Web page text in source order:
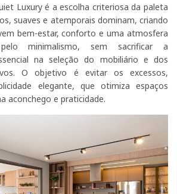
Luxury é a escolha criteriosa da paleta
suaves e atemporais dominam, criando
bem-estar, conforto e uma atmosfera
minimalismo, sem sacrificar a
na seleção do mobiliário e dos
O objetivo é evitar os excessos,
elegante, que otimiza espaços
aconchego e praticidade.